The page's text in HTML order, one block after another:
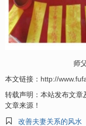
师
本文链接： http://
转载声明：本站发布文章
文章来源！

改善夫妻关系的风水